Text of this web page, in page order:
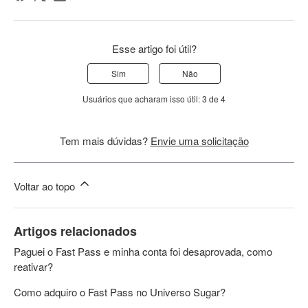
Esse artigo foi útil?
Sim Não
Usuários que acharam isso útil: 3 de 4
Tem mais dúvidas? Envie uma solicitação
Voltar ao topo
Artigos relacionados
Paguei o Fast Pass e minha conta foi desaprovada, como
reativar?
Como adquiro o Fast Pass no Universo Sugar?